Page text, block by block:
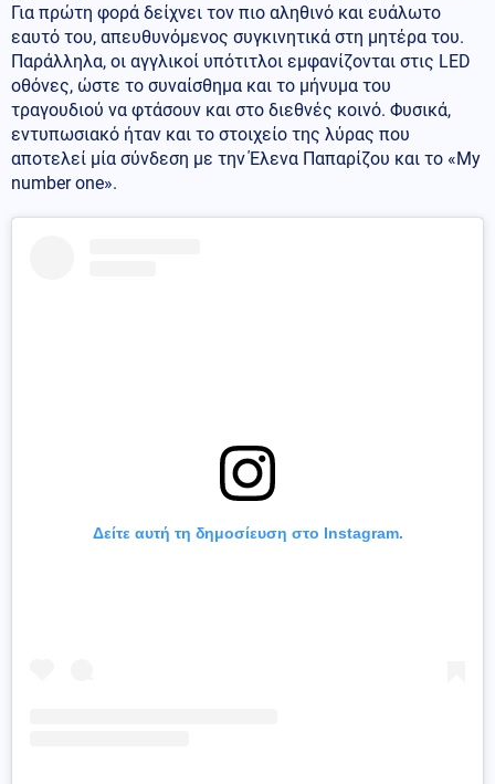
Για πρώτη φορά δείχνει τον πιο αληθινό και ευάλωτο
εαυτό του, απευθυνόμενος συγκινητικά στη μητέρα του.
Παράλληλα, οι αγγλικοί υπότιτλοι εμφανίζονται στις LED
οθόνες, ώστε το συναίσθημα και το μήνυμα του
τραγουδιού να φτάσουν και στο διεθνές κοινό. Φυσικά,
εντυπωσιακό ήταν και το στοιχείο της λύρας που
αποτελεί μία σύνδεση με την Έλενα Παπαρίζου και το «My
number one».
Δείτε αυτή τη δημοσίευση στο Instagram.